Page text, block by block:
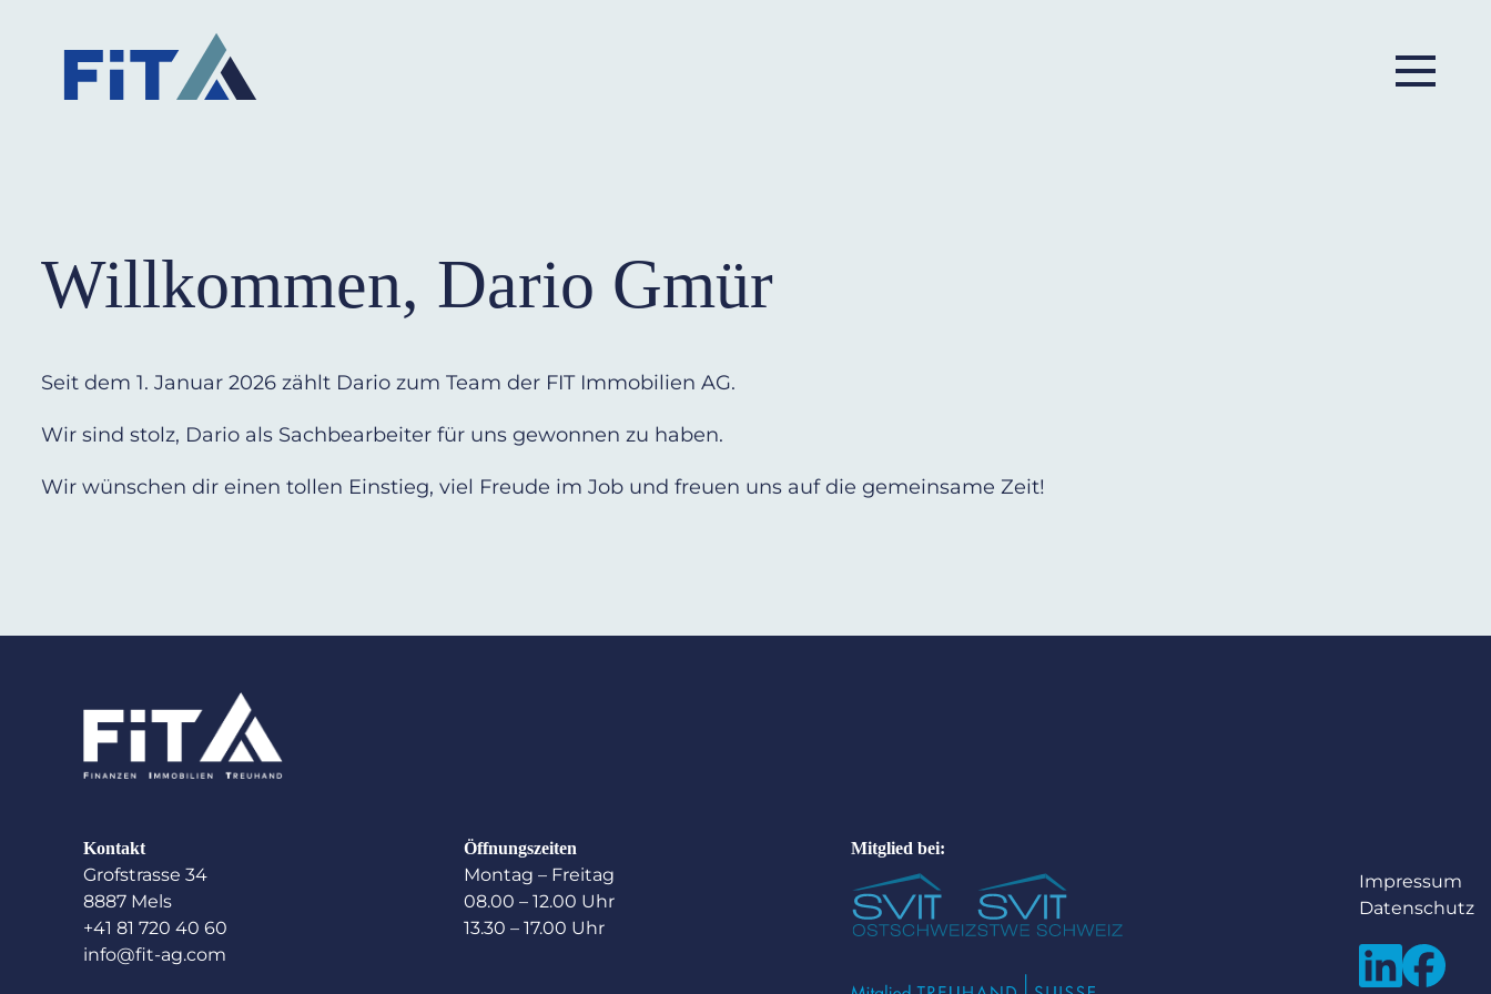
Willkommen, Dario Gmür
Seit dem 1. Januar 2026 zählt Dario zum Team der FIT Immobilien AG.
Wir sind stolz, Dario als Sachbearbeiter für uns gewonnen zu haben.
Wir wünschen dir einen tollen Einstieg, viel Freude im Job und freuen uns auf die gemeinsame Zeit!
Kontakt
Grofstrasse 34
8887 Mels
+41 81 720 40 60
info@fit-ag.com
Öffnungszeiten
Montag – Freitag
08.00 – 12.00 Uhr
13.30 – 17.00 Uhr
Mitglied bei:
Impressum
Datenschutz